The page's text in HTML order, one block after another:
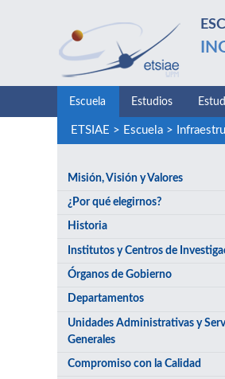
Escuela Estudios
ETSIAE > Escuela>
Misión, Visión y Valores
¿Por qué elegirnos?
Historia
Institutos y Centros de
Órganos de Gobierno
Departamentos
Unidades Administrativas y
Generales
Compromiso con la Calidad